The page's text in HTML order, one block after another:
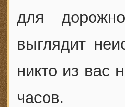
для
выглядит
никто из вас
часов.